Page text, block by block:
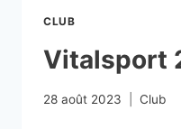
CLUB
Vitalsport
28 août 2023 Club